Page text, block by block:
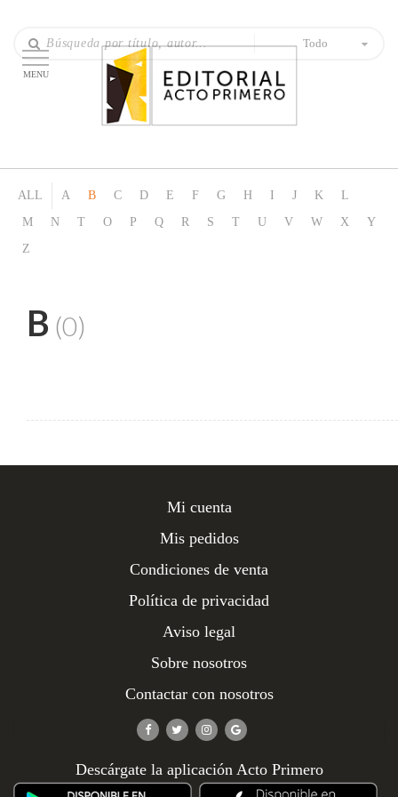
MENU
Todo
ALL A B C D E F G H I J K
L
M
N T O P Q R S T U V W X
Y
Z
B (0)
Mi cuenta
Mis pedidos
Condiciones de venta
Política de privacidad
Aviso legal
Sobre nosotros
Contactar con nosotros
Descárgate la aplicación Acto Primero